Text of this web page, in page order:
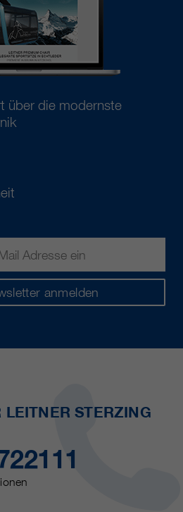
anmelden
über die modernste
LEITNER STERZING